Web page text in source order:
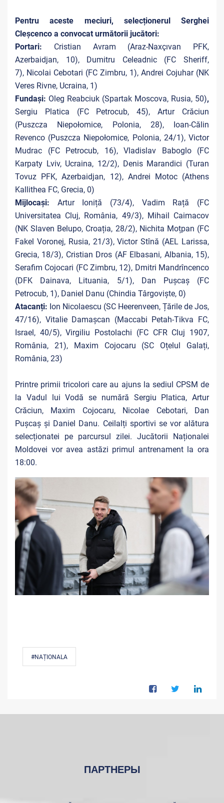
Pentru aceste meciuri, selecționerul Serghei
Cleșcenco a convocat următorii jucători:
Portari: Cristian Avram (Araz-Naxçıvan PFK,
Azerbaidjan, 10), Dumitru Celeadnic (FC Sheriff,
7), Nicolai Cebotari (FC Zimbru, 1), Andrei Cojuhar (NK
Veres Rivne, Ucraina, 1)
Fundași: Oleg Reabciuk (Spartak Moscova, Rusia, 50),
Sergiu Platica (FC Petrocub, 45),Artur Crăciun
(Puszcza Niepołomice, Polonia, 28), Ioan-Călin
Revenco (Puszcza Niepołomice, Polonia, 24/1), Victor
Mudrac (FC Petrocub, 16), Vladislav Baboglo (FC
Karpaty Lviv, Ucraina, 12/2), Denis Marandici (Turan
Tovuz PFK, Azerbaidjan, 12), Andrei Motoc (Athens
Kallithea FC, Grecia, 0)
Mijlocași: Artur Ioniță (73/4), Vadim Rață (FC
Universitatea Cluj, România, 49/3), Mihail Caimacov
(NK Slaven Belupo, Croația, 28/2), Nichita Moțpan (FC
Fakel Voronej, Rusia, 21/3), Victor Stînă (AEL Larissa,
Grecia, 18/3), Cristian Dros (AF Elbasani, Albania, 15),
Serafim Cojocari (FC Zimbru, 12), Dmitri Mandrîncenco
(DFK Dainava, Lituania, 5/1), Dan Pușcaș (FC
Petrocub, 1), Daniel Danu (Chindia Târgoviște, 0)
Atacanți: Ion Nicolaescu (SC Heerenveen, Țările de Jos,
47/16), Vitalie Damașcan (Maccabi Petah-Tikva FC,
Israel, 40/5), Virgiliu Postolachi (FC CFR Cluj 1907,
România, 21), Maxim Cojocaru (SC Oțelul Galați,
România, 23)
Printre primii tricolori care au ajuns la sediul CPSM de
la Vadul lui Vodă se numără Sergiu Platica, Artur
Crăciun, Maxim Cojocaru, Nicolae Cebotari, Dan
Pușcaș și Daniel Danu. Ceilalți sportivi se vor alătura
selecționatei pe parcursul zilei. Jucătorii Naționalei
Moldovei vor avea astăzi primul antrenament la ora
18:00.
#NAȚIONALA
ПАРТНЕРЫ